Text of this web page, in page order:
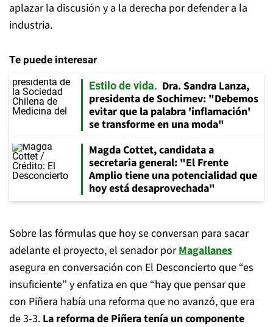
aplazar la discusión y a la derecha por defender a la
industria.
Te puede interesar
Estilo de vida
Dra. Sandra Lanza,
presidenta de Sochimev: "Debemos
evitar que la palabra 'inflamación'
se transforme en una moda"
Magda Cottet, candidata a
secretaria general: "El Frente
Amplio tiene una potencialidad que
hoy está desaprovechada"
Sobre las fórmulas que hoy se conversan para sacar
adelante el proyecto, el senador porMagallanes
asegura en conversación con El Desconcierto que “es
insuficiente” y enfatiza en que “hay que pensar que
con Piñera había una reforma que no avanzó, que era
de 3-3. La reforma de Piñera tenía un componente